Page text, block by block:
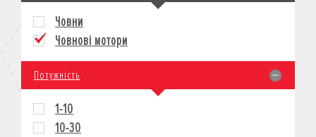
КОРПОРАТИВНИМ КЛІЄНТАМ
МОТОЦИКЛИ
СТРАХУВАННЯ
КОРПОРАТИВНИМ КЛІЄНТАМ
Човни
Човнові мотори
Потужність
1-10
10-30